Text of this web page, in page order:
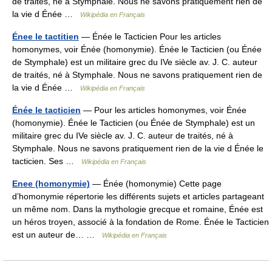
la vie d Énée …
Wikipédia en Français
Énee le tactitien — Énée le Tacticien Pour les articles
homonymes, voir Énée (homonymie). Énée le Tacticien (ou Énée
de Stymphale) est un militaire grec du IVe siècle av. J. C. auteur
de traités, né à Stymphale. Nous ne savons pratiquement rien de
la vie d Énée …
Wikipédia en Français
Énée le tacticien — Pour les articles homonymes, voir Énée
(homonymie). Énée le Tacticien (ou Énée de Stymphale) est un
militaire grec du IVe siècle av. J. C. auteur de traités, né à
Stymphale. Nous ne savons pratiquement rien de la vie d Énée le
tacticien. Ses …
Wikipédia en Français
Enee (homonymie) — Énée (homonymie) Cette page
d’homonymie répertorie les différents sujets et articles partageant
un même nom. Dans la mythologie grecque et romaine, Énée est
un héros troyen, associé à la fondation de Rome. Énée le Tacticien
est un auteur de… …
Wikipédia en Français